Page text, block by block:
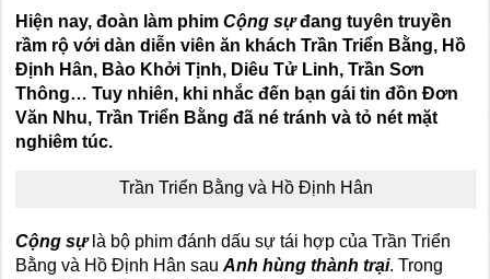
Hiện nay, đoàn làm phimCộng sựđang tuyên truyền
rầm rộ với dàn diễn viên ăn khách Trần Triển Bằng, Hồ
Định Hân, Bào Khởi Tịnh, Diêu Tử Linh, Trần Sơn
Thông… Tuy nhiên, khi nhắc đến bạn gái tin đồn Đơn
Văn Nhu, Trần Triển Bằng đã né tránh và tỏ nét mặt
nghiêm túc.
Trần Triển Bằng và Hồ Định Hân
Cộng sựlà bộ phim đánh dấu sự tái hợp của Trần Triển
Bằng và Hồ Định Hân sauAnh hùng thành trại. Trong